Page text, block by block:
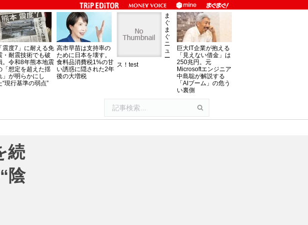
「震度7」に耐える免
・耐震技術でも破
。令和8年熊本地震
「想定を超えた揺
」が明らかにし
“現行基準の弱点”
高市早苗は支持率の
ために日本を壊す。
食料品消費税1%の甘
い誘惑に隠された2年
後の大増税
ま
ぐ
ま
ぐ
ニ
ュ
ー
ス！test
巨大IT企業が抱える
「見えない借金」は
250兆円。元
Microsoftエンジニア
中島聡が解説する
「AIブーム」の危う
い裏側
続
陰